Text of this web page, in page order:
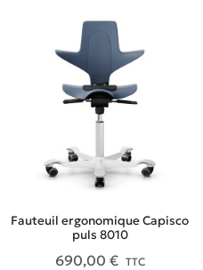
Fauteuil ergonomique Capisco
puls 8010
690,00 € TTC